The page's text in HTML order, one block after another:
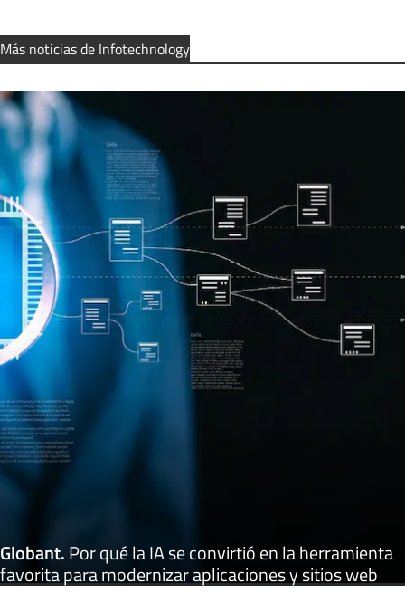
Más noticias de Infotechnology
Globant.Por qué la IA se convirtió en la herramienta
favorita para modernizar aplicaciones y sitios web